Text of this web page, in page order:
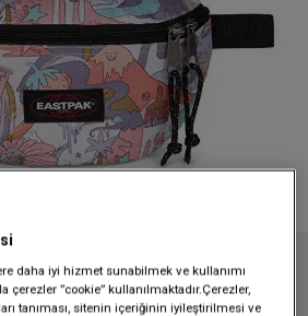
İndirimli Aksesuarlar
LIGHT BEL ÇANTASI
daha iyi hizmet sunabilmek ve kullanımı
çerezler ”cookie” kullanılmaktadır.Çerezler,
tanıması, sitenin içeriğinin iyileştirilmesi ve